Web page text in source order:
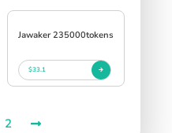
Jawaker 235000tokens
$33.1
2